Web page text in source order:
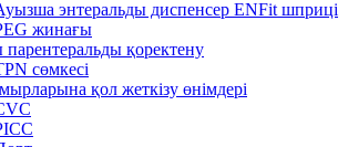
энтеральды диспенсер ENFit шприці
жинағы
қоректену
сөмкесі
қол жеткізу өнімдері